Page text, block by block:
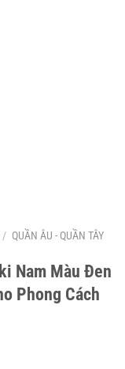
/ QUẦN ÂU - QUẦN TÂY
Nam Màu Đen
Phong Cách